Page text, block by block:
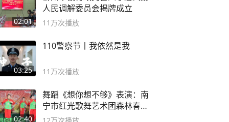
02:01
人民调解委员会揭牌成立
11万次播放
03:25
110警察节丨我依然是我
11万次播放
02:40
舞蹈《想你想不够》表演：南
宁市红光歌舞艺术团森林春红
舞蹈队。